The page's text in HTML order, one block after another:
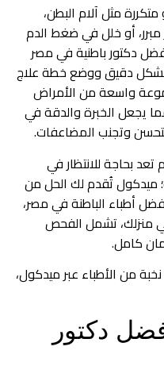
مثل آلام البطن،
أو خلل في ضغط الدم
دكتور باطنية في مصر
دقيق ووضع خطة علاج
واسعة من الأمراض
يجعل الخبرة والدقة في
وتجنب المضاعفات.
بحاجة للانتظار في
ميدكول تُقدم لك الحل من
أطباء الباطنة في مصر،
منزلك، تشمل الفحص
كامل.
نخبة من الأطباء عبر ميدكول،
دكتور